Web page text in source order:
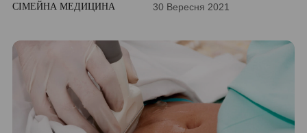
СІМЕЙНА МЕДИЦИНА 30 Вересня 2021